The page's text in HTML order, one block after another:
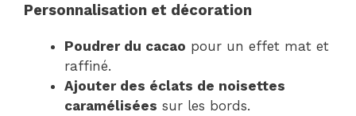
Personnalisation et décoration
Poudrer du cacao pour un effet mat et
raffiné.
Ajouter des éclats de noisettes
caramélisées sur les bords.